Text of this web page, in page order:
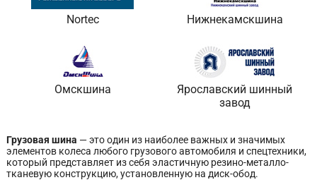
Nortec Нижнекамскшина
Омскшина
Ярославский шинный
завод
Грузовая шина — это один из наиболее важных и значимых
элементов колеса любого грузового автомобиля и спецтехники,
который представляет из себя эластичную резино-металло-
тканевую конструкцию, установленную на диск-обод.